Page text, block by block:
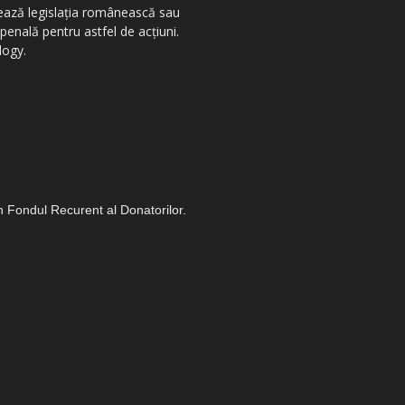
legislația românească sau
pentru astfel de acțiuni.
Recurent al Donatorilor.